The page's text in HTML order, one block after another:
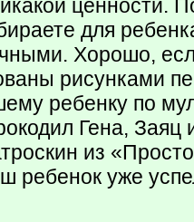
ценности.
для
Хорошо,
рисунками
ребенку по
Гена, Заяц
из
ребенок уже